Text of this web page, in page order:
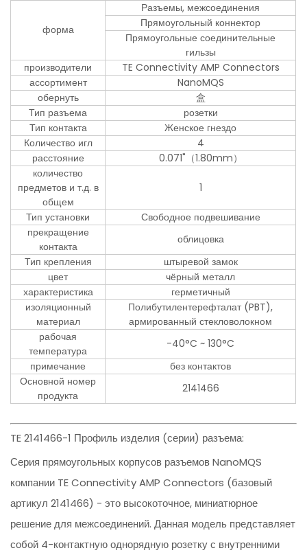
форма
Разъемы, межсоединения
Прямоугольный коннектор
Прямоугольные соединительные
гильзы
производители
TE Connectivity AMP Connectors
ассортимент
NanoMQS
обернуть
盒
Тип разъема
розетки
Тип контакта
Женское гнездо
Количество игл
4
расстояние
0.071"（1.80mm）
количество
предметов и т.д. в
общем
1
Тип установки
Свободное подвешивание
прекращение
контакта
облицовка
Тип крепления
штыревой замок
цвет
чёрный металл
характеристика
герметичный
изоляционный
материал
Полибутилентерефталат (PBT),
армированный стекловолокном
рабочая
температура
-40°C ~ 130°C
примечание
без контактов
Основной номер
продукта
2141466
TE 2141466-1 Профиль изделия (серии) разъема:
Серия прямоугольных корпусов разъемов NanoMQS
компании TE Connectivity AMP Connectors (базовый
артикул 2141466) - это высокоточное, миниатюрное
решение для межсоединений. Данная модель представляет
собой 4-контактную однорядную розетку с внутренними